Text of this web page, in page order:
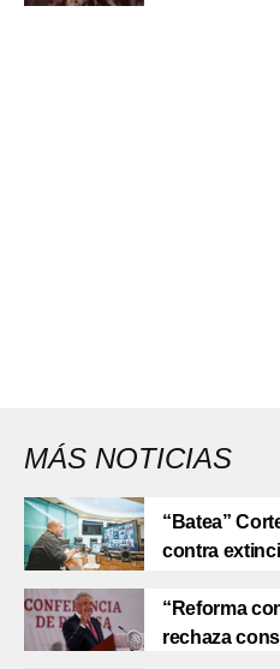
MÁS NOTICIAS
“Batea”
contra
“Reforma
rechaza